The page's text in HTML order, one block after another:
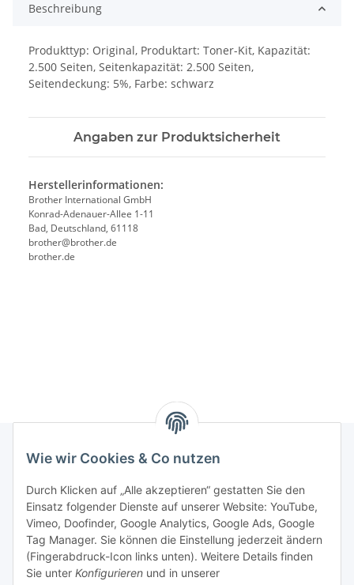
Wie wir Cookies & Co nutzen
Durch Klicken auf „Alle akzeptieren“ gestatten Sie den
Einsatz folgender Dienste auf unserer Website: YouTube,
Vimeo, Doofinder, Google Analytics, Google Ads, Google
Tag Manager. Sie können die Einstellung jederzeit ändern
(Fingerabdruck-Icon links unten). Weitere Details finden
Sie unter Konfigurieren und in unserer
Beschreibung
Produkttyp: Original, Produktart: Toner-Kit, Kapazität:
2.500 Seiten, Seitenkapazität: 2.500 Seiten,
Seitendeckung: 5%, Farbe: schwarz
Angaben zur Produktsicherheit
Herstellerinformationen:
Brother International GmbH
Konrad-Adenauer-Allee 1-11
Bad, Deutschland, 61118
brother@brother.de
brother.de
Rechtliches
Allgemeines
Firma